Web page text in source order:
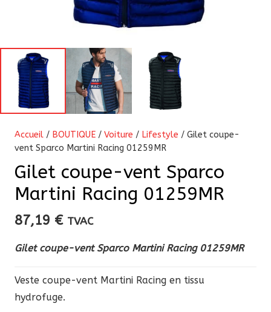
Accueil / BOUTIQUE / Voiture / Lifestyle / Gilet coupe-
vent Sparco Martini Racing 01259MR
Gilet coupe-vent Sparco
Martini Racing 01259MR
87,19 € TVAC
Gilet coupe-vent Sparco Martini Racing 01259MR
Veste coupe-vent Martini Racing en tissu
hydrofuge.